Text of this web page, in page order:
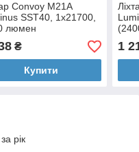
Convoy M21A
SST40, 1x21700,
люмен
₴
Купити
1
рік